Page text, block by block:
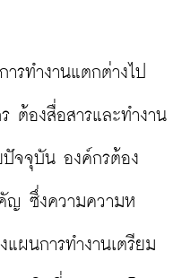
รทำงานแตกต่างไป
ต้องสื่อสารและทำงาน
ปัจจุบัน องค์กรต้อง
ญ ซึ่งความความห
แผนการทำงานเตรียม